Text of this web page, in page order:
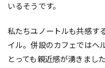
いるそうです。
私たちユノートルも共感す
イル。併設のカフェではヘ
とっても親近感が湧きまし